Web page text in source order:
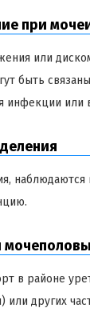
при
или
быть
инфекции или
в районе
или других